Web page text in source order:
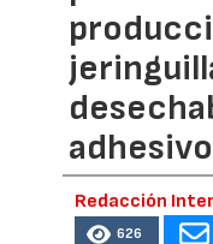
Redacción
626